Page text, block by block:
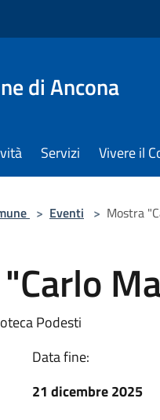
di Ancona
Servizi Vivere il
> Eventi > Mostra
Podesti
Data fine:
21 dicembre 2025